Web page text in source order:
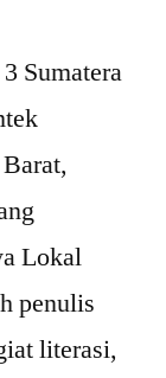
Sumatera
Lokal
penulis
literasi,